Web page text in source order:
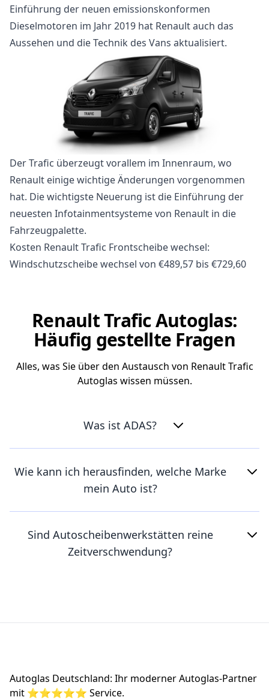
Einführung der neuen emissionskonformen
Dieselmotoren im Jahr 2019 hat Renault auch das
Aussehen und die Technik des Vans aktualisiert.
Der Trafic überzeugt vorallem im Innenraum, wo
Renault einige wichtige Änderungen vorgenommen
hat. Die wichtigste Neuerung ist die Einführung der
neuesten Infotainmentsysteme von Renault in die
Fahrzeugpalette.
Kosten Renault Trafic Frontscheibe wechsel:
Windschutzscheibe wechsel von €489,57 bis €729,60
Renault Trafic Autoglas:
Häufig gestellte Fragen
Alles, was Sie über den Austausch von Renault Trafic
Autoglas wissen müssen.
Was ist ADAS?
Wie kann ich herausfinden, welche Marke
mein Auto ist?
Sind Autoscheibenwerkstätten reine
Zeitverschwendung?
Autoglas Deutschland: Ihr moderner Autoglas-Partner
mit ⭐⭐⭐⭐⭐ Service.